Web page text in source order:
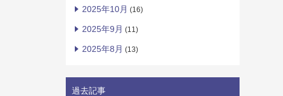
2025年10月 (16)
2025年9月 (11)
2025年8月 (13)
過去記事